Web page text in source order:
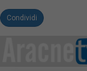
Condividi